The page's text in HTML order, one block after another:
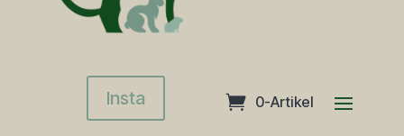
0-Artikel
Insta